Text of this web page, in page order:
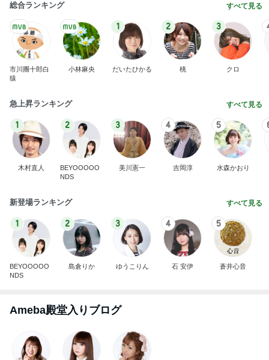
総合ランキング すべて見る
市川團十郎白
猿
小林麻央
1
だいたひかる
2
桃
3
クロ
急上昇ランキング すべて見る
1
木村直人
2
BEYOOOOO
NDS
3
美川憲一
4
吉岡淳
5
水森かおり
新登場ランキング すべて見る
1
BEYOOOOO
NDS
2
島倉りか
3
ゆうこりん
4
石 安伊
5
蒼井心音
Ameba殿堂入りブログ